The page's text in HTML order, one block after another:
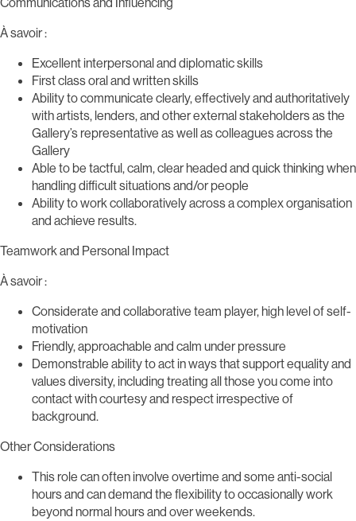
À savoir :
Excellent interpersonal and diplomatic skills
First class oral and written skills
Ability to communicate clearly, effectively and authoritatively
with artists, lenders, and other external stakeholders as the
Gallery’s representative as well as colleagues across the
Gallery
Able to be tactful, calm, clear headed and quick thinking when
handling difficult situations and/or people
Ability to work collaboratively across a complex organisation
and achieve results.
Teamwork and Personal Impact
À savoir :
Considerate and collaborative team player, high level of self-
motivation
Friendly, approachable and calm under pressure
Demonstrable ability to act in ways that support equality and
values diversity, including treating all those you come into
contact with courtesy and respect irrespective of
background.
Other Considerations
This role can often involve overtime and some anti-social
hours and can demand the flexibility to occasionally work
beyond normal hours and over weekends.